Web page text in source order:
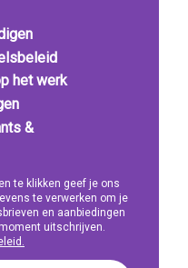
het werk
&
te klikken geef je ons
te verwerken om je
en aanbiedingen
uitschrijven.